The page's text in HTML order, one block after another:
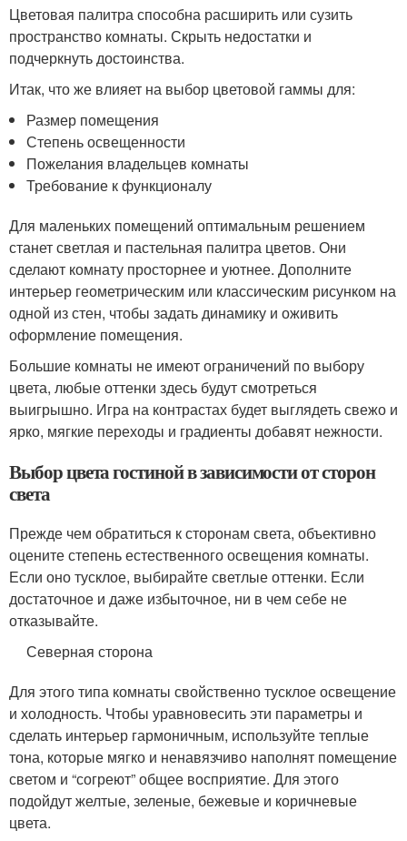
Цветовая палитра способна расширить или сузить
пространство комнаты. Скрыть недостатки и
подчеркнуть достоинства.
Итак, что же влияет на выбор цветовой гаммы для:
Размер помещения
Степень освещенности
Пожелания владельцев комнаты
Требование к функционалу
Для маленьких помещений оптимальным решением
станет светлая и пастельная палитра цветов. Они
сделают комнату просторнее и уютнее. Дополните
интерьер геометрическим или классическим рисунком на
одной из стен, чтобы задать динамику и оживить
оформление помещения.
Большие комнаты не имеют ограничений по выбору
цвета, любые оттенки здесь будут смотреться
выигрышно. Игра на контрастах будет выглядеть свежо и
ярко, мягкие переходы и градиенты добавят нежности.
Выбор цвета гостиной в зависимости от сторон
света
Прежде чем обратиться к сторонам света, объективно
оцените степень естественного освещения комнаты.
Если оно тусклое, выбирайте светлые оттенки. Если
достаточное и даже избыточное, ни в чем себе не
отказывайте.
Северная сторона
Для этого типа комнаты свойственно тусклое освещение
и холодность. Чтобы уравновесить эти параметры и
сделать интерьер гармоничным, используйте теплые
тона, которые мягко и ненавязчиво наполнят помещение
светом и “согреют” общее восприятие. Для этого
подойдут желтые, зеленые, бежевые и коричневые
цвета.